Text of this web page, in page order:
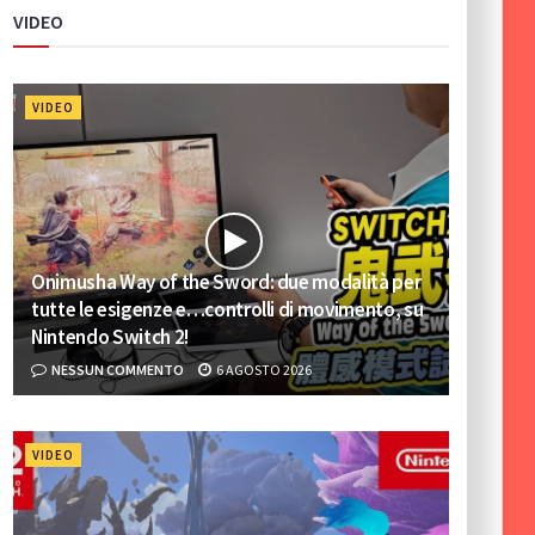
VIDEO
VIDEO
Onimusha Way of the Sword: due modalità per
tutte le esigenze e…controlli di movimento, su
Nintendo Switch 2!
NESSUN COMMENTO 6 AGOSTO 2026
VIDEO